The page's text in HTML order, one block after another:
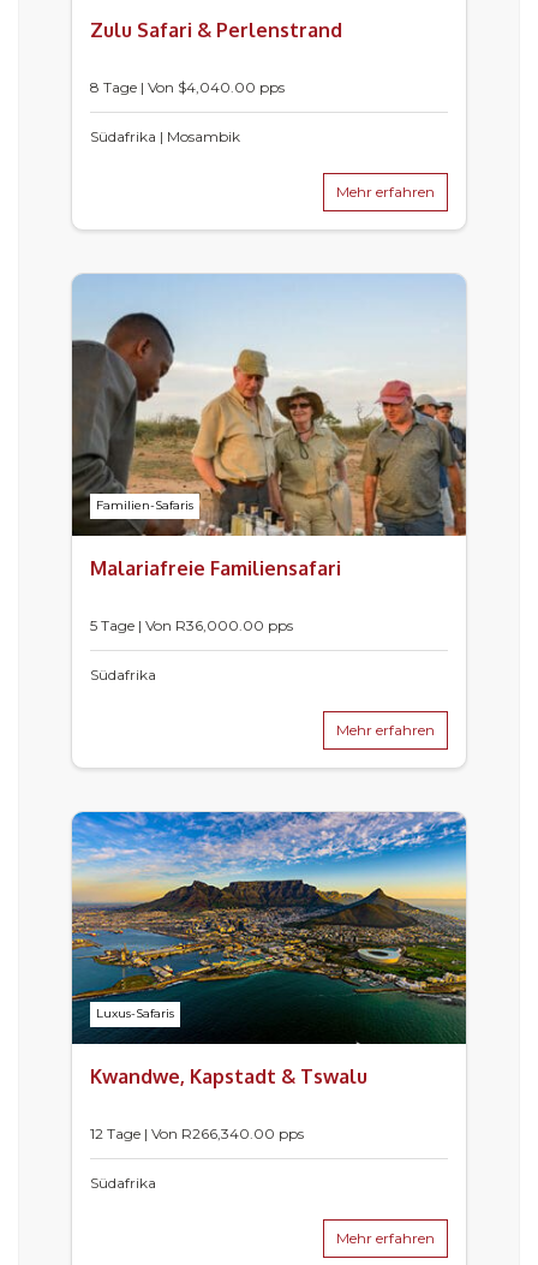
Zulu Safari & Perlenstrand
8 Tage | Von $4,040.00 pps
Südafrika | Mosambik
Mehr erfahren
Familien-Safaris
Malariafreie Familiensafari
5 Tage | Von R36,000.00 pps
Südafrika
Mehr erfahren
Luxus-Safaris
Kwandwe, Kapstadt & Tswalu
12 Tage | Von R266,340.00 pps
Südafrika
Mehr erfahren